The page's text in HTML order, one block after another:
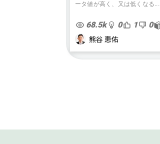
ータ値が高く、又は低くなる...
68.5k 0 1 0
熊谷 恵佑